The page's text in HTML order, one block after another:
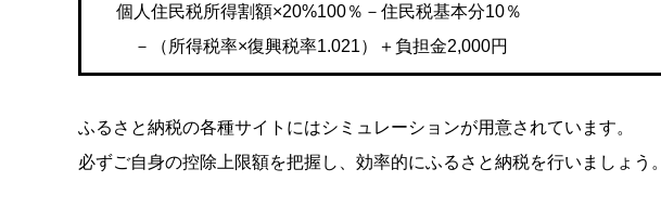
個人住民税所得割額×20%100％－住民税基本分10％
－（所得税率×復興税率1.021）＋負担金2,000円
ふるさと納税の各種サイトにはシミュレーションが用意されています。
必ずご自身の控除上限額を把握し、効率的にふるさと納税を行いましょう。